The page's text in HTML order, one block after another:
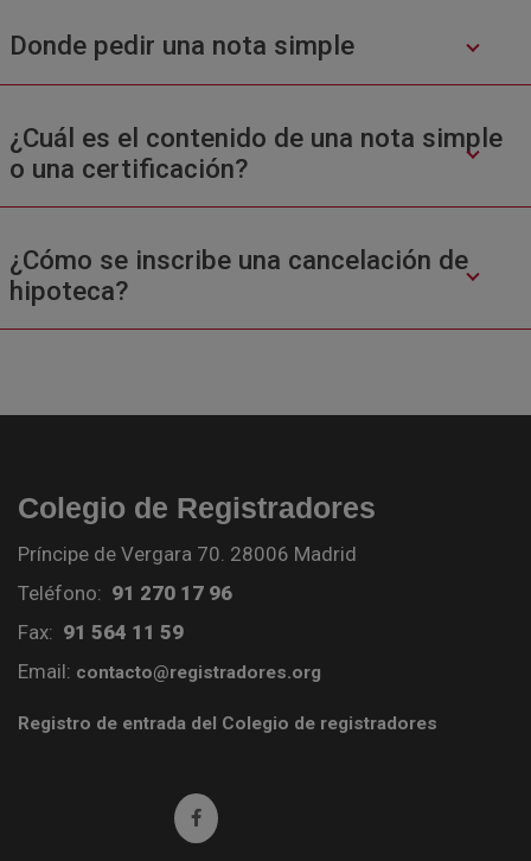
Donde pedir una nota simple
¿Cuál es el contenido de una nota simple
o una certificación?
¿Cómo se inscribe una cancelación de
hipoteca?
Colegio de Registradores
Príncipe de Vergara 70. 28006 Madrid
Teléfono: 91 270 17 96
Fax: 91 564 11 59
Email: contacto@registradores.org
Registro de entrada del Colegio de registradores
Ir a facebook (abre en ventana nueva)